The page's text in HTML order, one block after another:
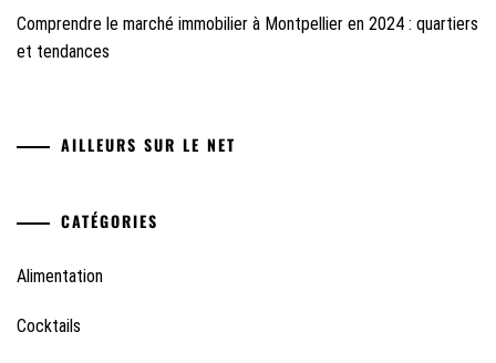
Comprendre le marché immobilier à Montpellier en 2024 : quartiers
et tendances
AILLEURS SUR LE NET
CATÉGORIES
Alimentation
Cocktails